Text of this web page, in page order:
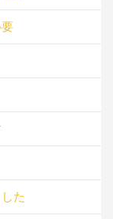
た